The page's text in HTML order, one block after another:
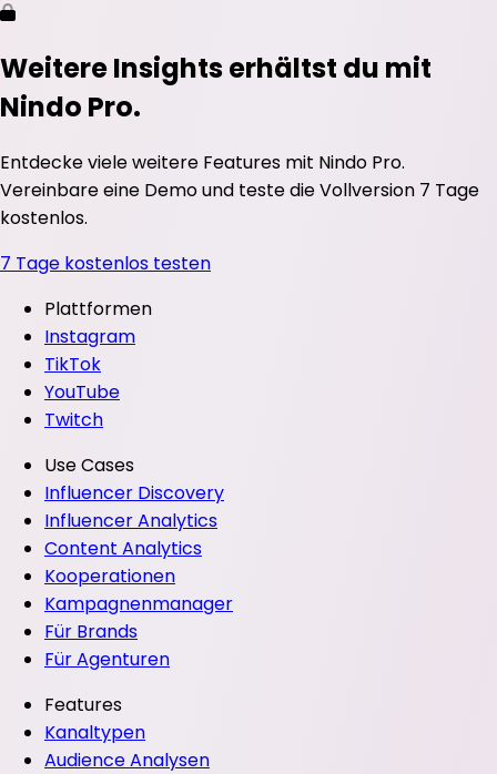
Weitere Insights erhältst du mit
Nindo Pro.
Entdecke viele weitere Features mit Nindo Pro.
Vereinbare eine Demo und teste die Vollversion 7 Tage
kostenlos.
7 Tage kostenlos testen
Plattformen
Instagram
TikTok
YouTube
Twitch
Use Cases
Influencer Discovery
Influencer Analytics
Content Analytics
Kooperationen
Kampagnenmanager
Für Brands
Für Agenturen
Features
Kanaltypen
Audience Analysen